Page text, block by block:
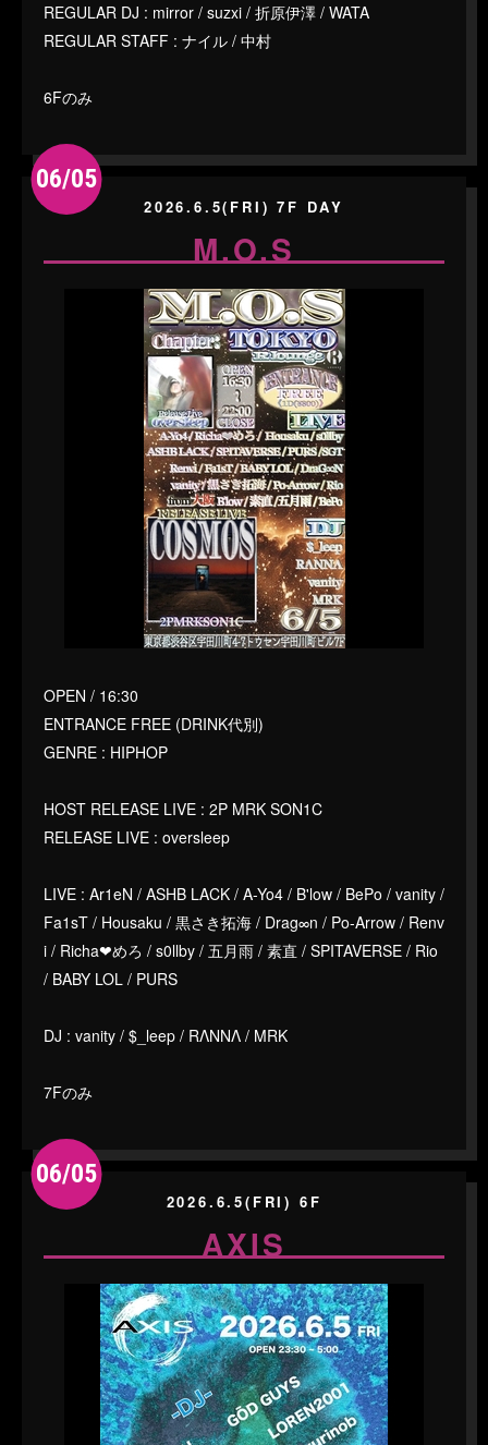
REGULAR DJ : mirror / suzxi / 折原伊澤 / WATA
REGULAR STAFF : ナイル / 中村
6Fのみ
06/05
2026.6.5(FRI) 7F DAY
M.O.S
OPEN / 16:30
ENTRANCE FREE (DRINK代別)
GENRE : HIPHOP
HOST RELEASE LIVE : 2P MRK SON1C
RELEASE LIVE : oversleep
LIVE : Ar1eN / ASHB LACK / A-Yo4 / B'low / BePo / vanity /
Fa1sT / Housaku / 黒さき拓海 / Drag∞n / Po-Arrow / Renv
i / Richa❤︎めろ / s0llby / 五月雨 / 素直 / SPITAVERSE / Rio
/ BABY LOL / PURS
DJ : vanity / $_leep / RΛNNΛ / MRK
7Fのみ
06/05
2026.6.5(FRI) 6F
AXIS